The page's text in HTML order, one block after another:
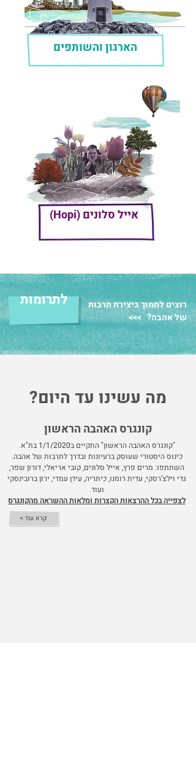
הארגון והשותפים
(Hopi) אייל סלונים
רוצים לתמוך ביצירת תרבות
של אהבה? >>>
לתרומות
מה עשינו עד היום?
קונגרס האהבה הראשון
"קונגרס האהבה הראשון" התקיים ב1/1/2020 בת"א.
כינוס היסטורי שעוסק ברעיונות ובדרך לתרבות של אהבה.
השתתפו: מרים פרץ, אייל סלונים, קובי אריאלי, דורון שפר,
גדי וילצ'רסקי, עדית רומנו, כיתריה, עידן עמדי, ירון ברובינסקי
ועוד.
לצפייה בכל ההרצאות הקצרות ומלאות ההשראה מהקונגרס